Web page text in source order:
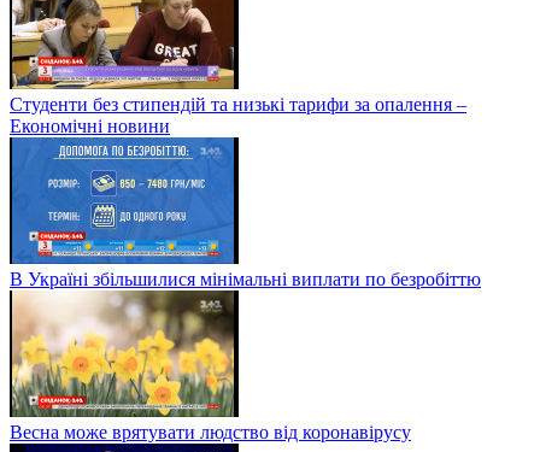
Студенти без стипендій та низькі тарифи за опалення –
Економічні новини
В Україні збільшилися мінімальні виплати по безробіттю
Весна може врятувати людство від коронавірусу